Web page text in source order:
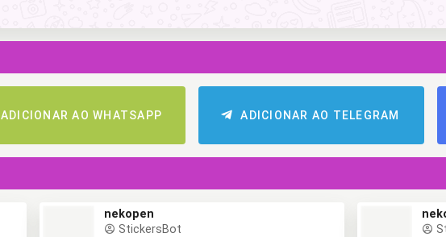
ADICIONAR AO WHATSAPP ADICIONAR AO TELEGRAM
nekopen
StickersBot